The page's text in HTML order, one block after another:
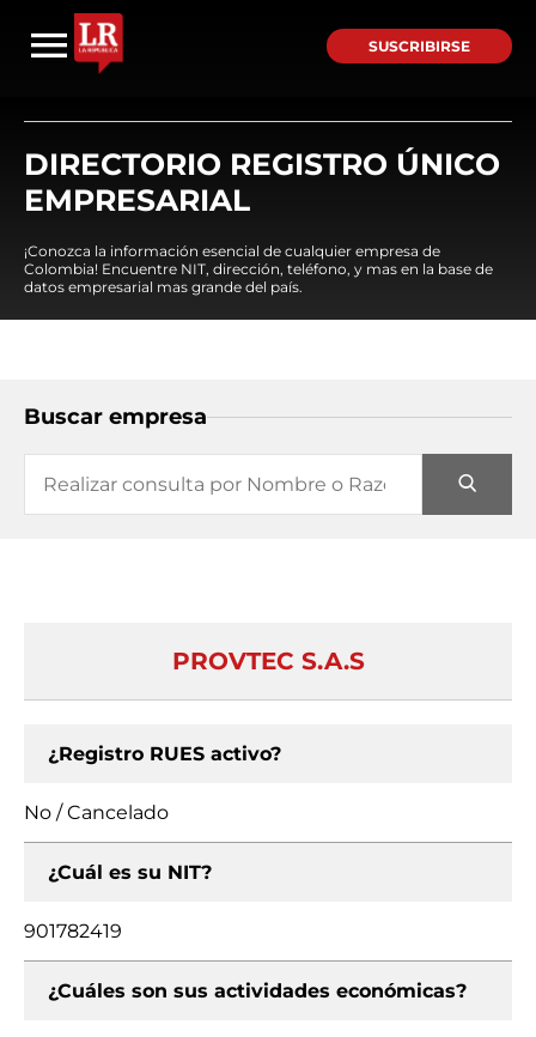
SUSCRIBIRSE
DIRECTORIO REGISTRO ÚNICO
EMPRESARIAL
¡Conozca la información esencial de cualquier empresa de
Colombia! Encuentre NIT, dirección, teléfono, y mas en la base de
datos empresarial mas grande del país.
Buscar empresa
PROVTEC S.A.S
¿Registro RUES activo?
No / Cancelado
¿Cuál es su NIT?
901782419
¿Cuáles son sus actividades económicas?